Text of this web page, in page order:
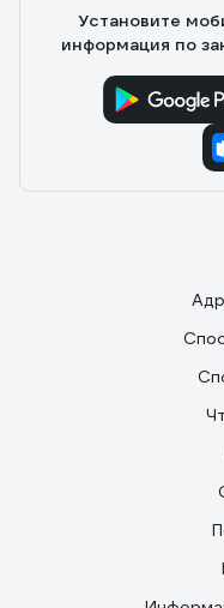
Установите
информация по